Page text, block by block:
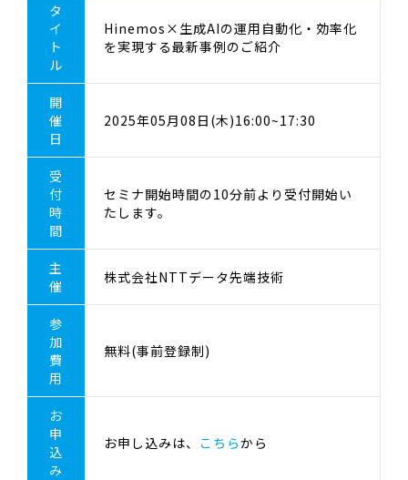
タ
イ
ト
ル
Hinemos×生成AIの運用自動化・効率化
を実現する最新事例のご紹介
開
催
日
2025年05月08日(木)16:00~17:30
受
付
時
間
セミナ開始時間の10分前より受付開始い
たします。
主
催
株式会社NTTデータ先端技術
参
加
費
用
無料(事前登録制)
お
申
込
み
お申し込みは、 こちらから